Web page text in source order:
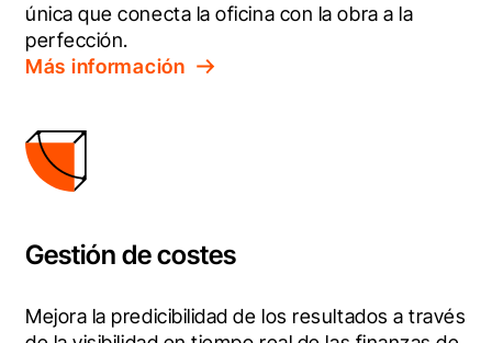
única que conecta la oficina con la obra a la
perfección.
Más información
Gestión de costes
Mejora la predicibilidad de los resultados a través